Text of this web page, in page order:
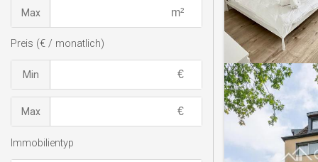
Max
Preis (€ / monatlich)
Min
Max
Immobilientyp